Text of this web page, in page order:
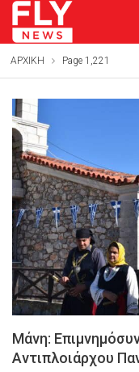
ΑΡΧΙΚΗ Page 1,221
Μάνη:
Αντιπλοιάρχου